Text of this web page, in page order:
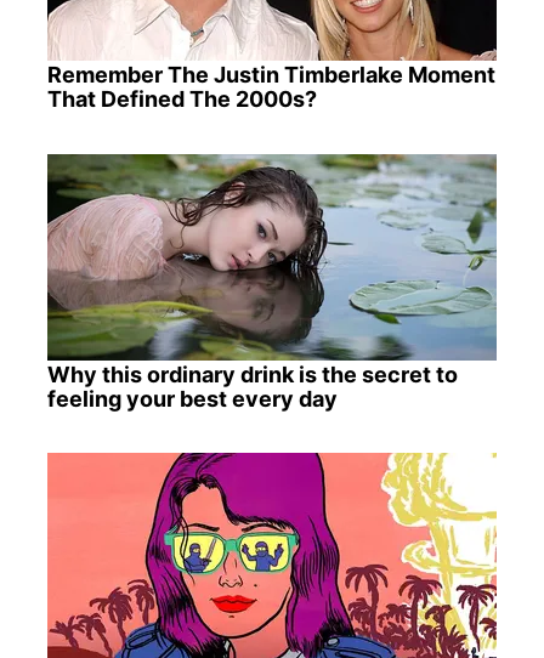
Remember The Justin Timberlake Moment
That Defined The 2000s?
Why this ordinary drink is the secret to
feeling your best every day